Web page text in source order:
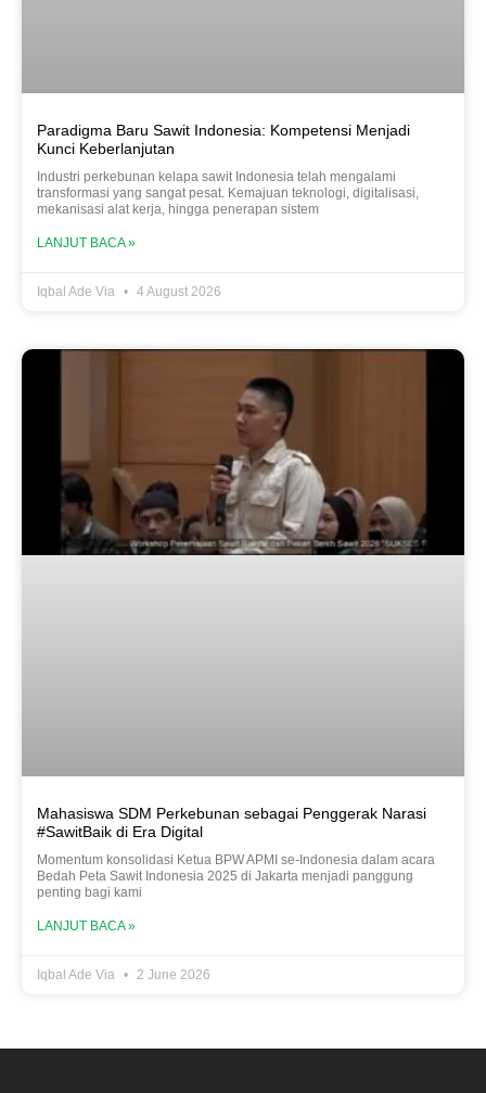
Paradigma Baru Sawit Indonesia: Kompetensi Menjadi
Kunci Keberlanjutan
Industri perkebunan kelapa sawit Indonesia telah mengalami
transformasi yang sangat pesat. Kemajuan teknologi, digitalisasi,
mekanisasi alat kerja, hingga penerapan sistem
LANJUT BACA »
Iqbal Ade Via 4 August 2026
Mahasiswa SDM Perkebunan sebagai Penggerak Narasi
#SawitBaik di Era Digital
Momentum konsolidasi Ketua BPW APMI se-Indonesia dalam acara
Bedah Peta Sawit Indonesia 2025 di Jakarta menjadi panggung
penting bagi kami
LANJUT BACA »
Iqbal Ade Via 2 June 2026